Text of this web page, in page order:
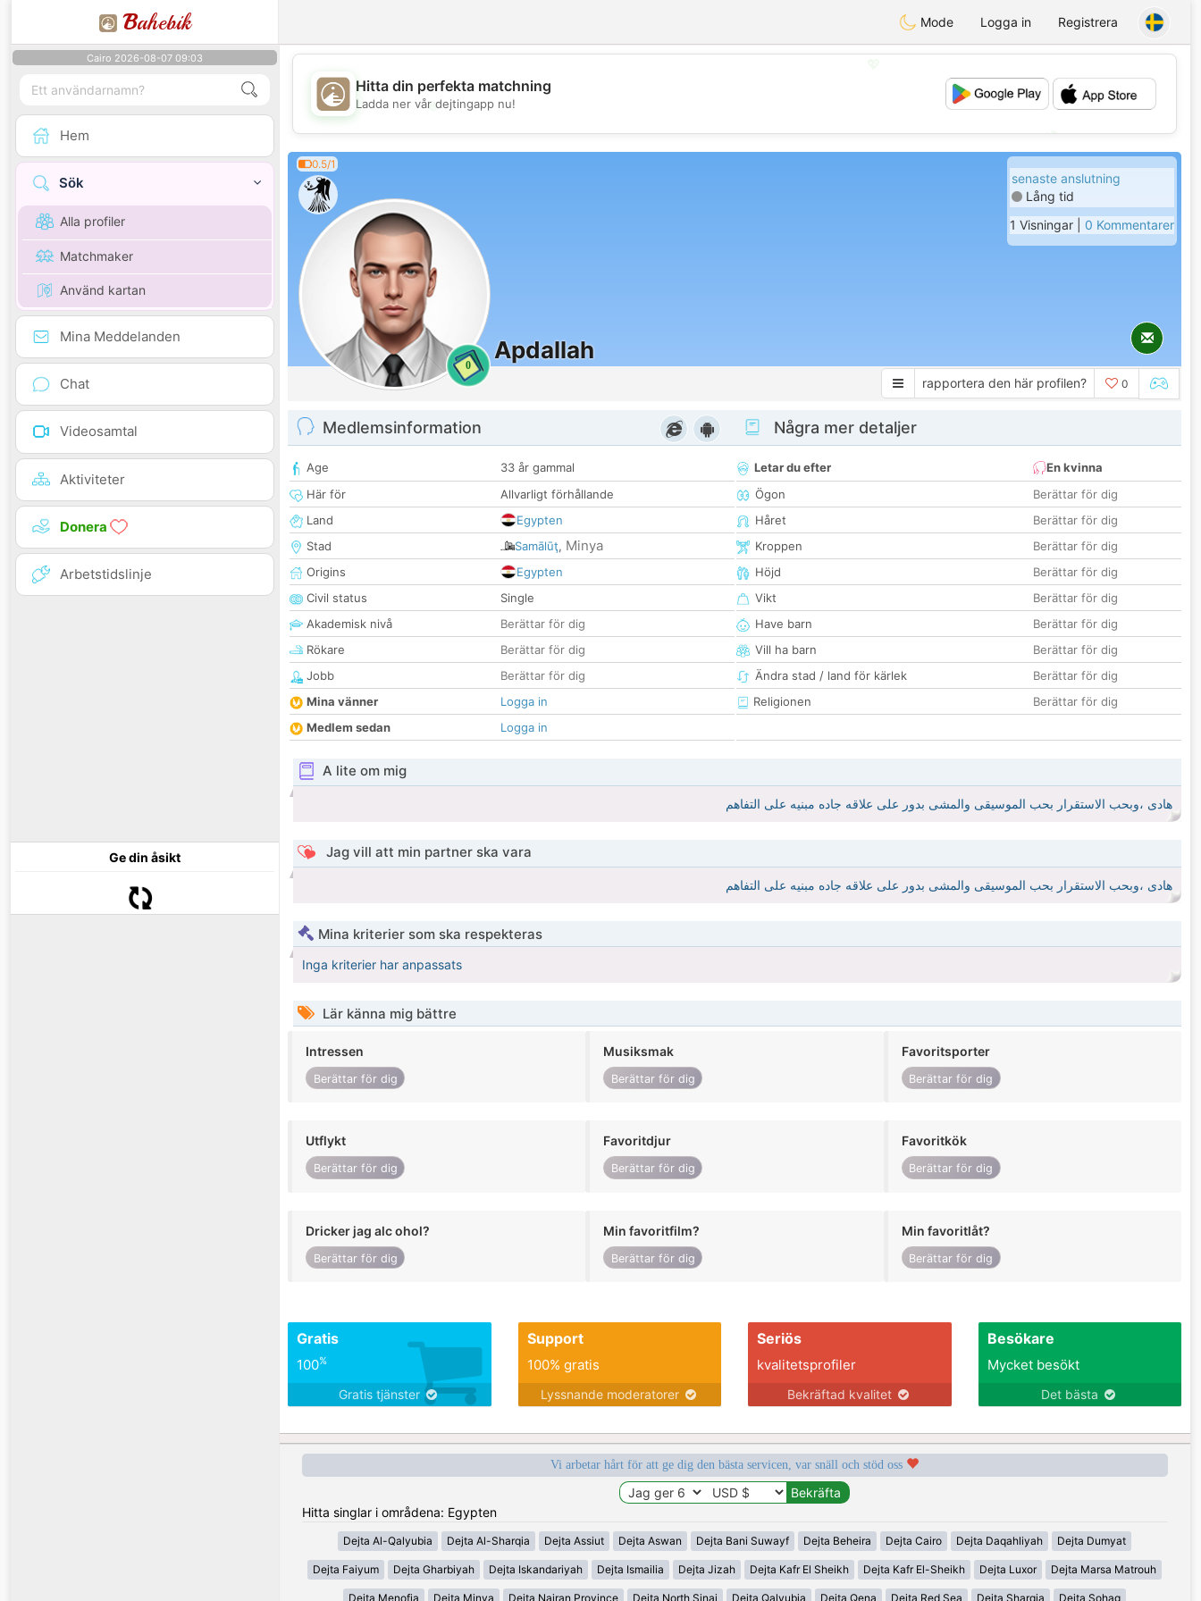
Bahebik Mode Logga in Registrera
Cairo 2026-08-07 09:03
Hem
Sök
Alla profiler
Matchmaker
Använd kartan
Mina Meddelanden
Chat
Videosamtal
Aktiviteter
Donera
Arbetstidslinje
Ge din åsikt
💖
💕
Hitta din perfekta matchning
Ladda ner vår dejtingapp nu!
0.5/1
0
Apdallah
senaste anslutning
Lång tid
1 Visningar | 0 Kommentarer
rapportera den här profilen? 0
Medlemsinformation
Age
33 år gammal
Här för
Allvarligt förhållande
Land
Egypten
Stad
Samālūţ, Minya
Origins
Egypten
Civil status
Single
Akademisk nivå
Berättar för dig
Rökare
Berättar för dig
Jobb
Berättar för dig
Mina vänner
Logga in
Medlem sedan
Logga in
Några mer detaljer
Letar du efter
En kvinna
Ögon
Berättar för dig
Håret
Berättar för dig
Kroppen
Berättar för dig
Höjd
Berättar för dig
Vikt
Berättar för dig
Have barn
Berättar för dig
Vill ha barn
Berättar för dig
Ändra stad / land för kärlek
Berättar för dig
Religionen
Berättar för dig
A lite om mig
هادى ،وبحب الاستقرار بحب الموسيقى والمشى بدور على علاقه جاده مبنيه على التفاهم
Jag vill att min partner ska vara
هادى ،وبحب الاستقرار بحب الموسيقى والمشى بدور على علاقه جاده مبنيه على التفاهم
Mina kriterier som ska respekteras
Inga kriterier har anpassats
Lär känna mig bättre
Intressen
Berättar för dig
Musiksmak
Berättar för dig
Favoritsporter
Berättar för dig
Utflykt
Berättar för dig
Favoritdjur
Berättar för dig
Favoritkök
Berättar för dig
Dricker jag alc ohol?
Berättar för dig
Min favoritfilm?
Berättar för dig
Min favoritlåt?
Berättar för dig
Gratis
100%
Gratis tjänster
Support
100% gratis
Lyssnande moderatorer
Seriös
kvalitetsprofiler
Bekräftad kvalitet
Besökare
Mycket besökt
Det bästa
Vi arbetar hårt för att ge dig den bästa servicen, var snäll och stöd oss
Hitta singlar i områdena: Egypten
Dejta Al-Qalyubia Dejta Al-Sharqia Dejta Assiut Dejta Aswan Dejta Bani Suwayf Dejta Beheira Dejta Cairo Dejta Daqahliyah Dejta Dumyat
Dejta Faiyum Dejta Gharbiyah Dejta Iskandariyah Dejta Ismailia Dejta Jizah Dejta Kafr El Sheikh Dejta Kafr El-Sheikh Dejta Luxor Dejta Marsa Matrouh
Dejta Menofia Dejta Minya Dejta Najran Province Dejta North Sinai Dejta Qalyubia Dejta Qena Dejta Red Sea Dejta Sharqia Dejta Sohag